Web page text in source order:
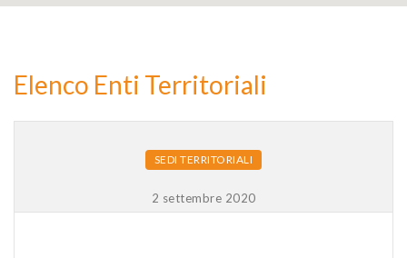
Elenco Enti Territoriali
SEDI TERRITORIALI
2 settembre 2020